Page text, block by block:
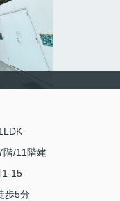
階/11階建
1-15
歩5分